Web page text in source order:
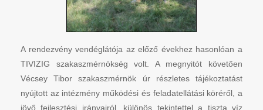
A rendezvény vendéglátója az előző évekhez hasonlóan a
TIVIZIG szakaszmérnökség volt. A megnyitót követően
Vécsey Tibor szakaszmérnök úr részletes tájékoztatást
nyújtott az intézmény működési és feladatellátási köréről, a
jövő fejlesztési irányairól, különös tekintettel a tiszta víz